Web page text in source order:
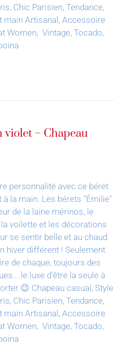
Chic Parisien, Tendance,
main Artisanal, Accessoire
Women, Vintage, Tocado,
violet – Chapeau
personnalité avec ce béret
la main. Les bérets "Émilie"
de la laine mérinos, le
voilette et les décorations
se sentir belle et au chaud.
hiver différent ! Seulement
de chaque, toujours des
le luxe d'être la seule à
😉 Chapeau casual, Style
Chic Parisien, Tendance,
main Artisanal, Accessoire
Women, Vintage, Tocado,